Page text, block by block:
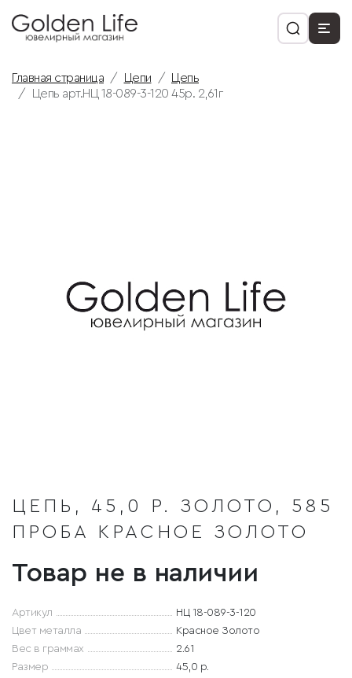
Главная страница Цепи
Цепь
Цепь арт.НЦ 18-089-3-120 45р. 2,61г
ЦЕПЬ, 45,0 Р. ЗОЛОТО, 585
ПРОБА КРАСНОЕ ЗОЛОТО
Товар не в наличии
Артикул
НЦ 18-089-3-120
Цвет металла
Красное Золото
Вес в граммах
2.61
Размер
45,0 р.